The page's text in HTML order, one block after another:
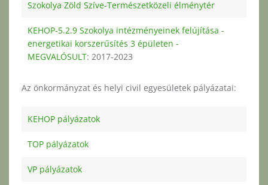
Szokolya Zöld Szíve-Természetközeli élménytér
KEHOP-5.2.9 Szokolya intézményeinek felújítása -
energetikai korszerűsítés 3 épületen -
MEGVALÓSULT: 2017-2023
Az önkormányzat és helyi civil egyesületek pályázatai:
KEHOP pályázatok
TOP pályázatok
VP pályázatok